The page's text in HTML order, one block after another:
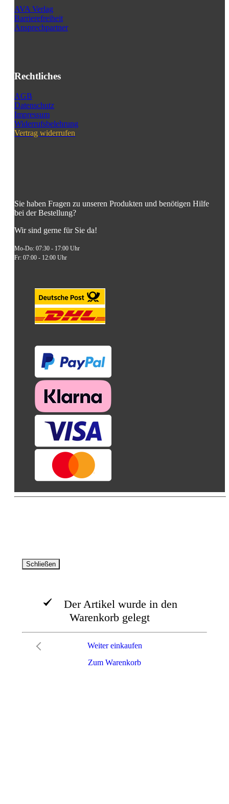
AVA Verlag
Barrierefreiheit
Ansprechpartner
Rechtliches
AGB
Datenschutz
Impressum
Widerrufsbelehrung
Vertrag widerrufen
Sie haben Fragen zu unseren Produkten und benötigen Hilfe
bei der Bestellung?
Wir sind gerne für Sie da!
Mo-Do: 07:30 - 17:00 Uhr
Fr: 07:00 - 12:00 Uhr
Schließen
Der Artikel wurde in den
Warenkorb gelegt
Zum Warenkorb
Weiter einkaufen